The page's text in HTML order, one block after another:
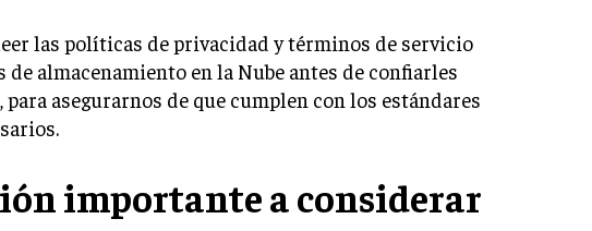
las políticas de privacidad y términos de servicio
de almacenamiento en la Nube antes de confiarles
asegurarnos de que cumplen con los estándares
importante a considerar